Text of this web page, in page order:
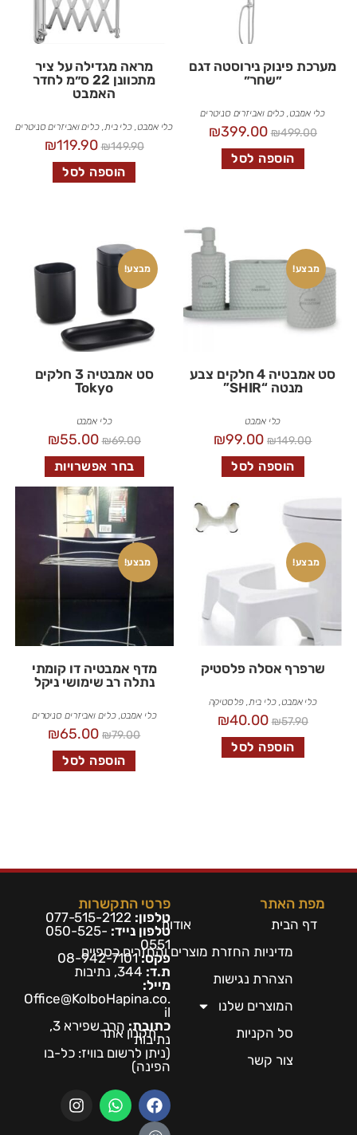
מערכת פינוק נירוסטה דגם
״שחר״
כלי אמבט, כלים ואביזרים סניטרים
₪499.00
₪399.00
הוספה לסל
מראה מגדילה על ציר
מתכוונן 22 ס״מ לחדר
האמבט
כלי אמבט, כלי בית, כלים ואביזרים סניטרים
₪149.90
₪119.90
הוספה לסל
מבצע!
סט אמבטיה 4 חלקים צבע
מנטה “SHIR”
כלי אמבט
₪149.00
₪99.00
הוספה לסל
מבצע!
סט אמבטיה 3 חלקים
Tokyo
כלי אמבט
₪69.00
₪55.00
בחר אפשרויות
מבצע!
שרפרף אסלה פלסטיק
כלי אמבט כלי בית ,פלסטיקה
₪57.90
₪40.00
הוספה לסל
מבצע!
מדף אמבטיה דו קומתי
נתלה רב שימושי ניקל
כלי אמבט ,כלים ואביזרים סניטרים
₪79.00
₪65.00
הוספה לסל
מפת האתר
דף הבית
אודות
מדיניות החזרת מוצרים והחזרים כספיים
הצהרת נגישות
המוצרים שלנו
סל הקניות
תקנון אתר
צור קשר
פרטי התקשרות
טלפון: 077-515-2122
טלפון נייד: 050-525-
0551
פקס:08-942-7101
ת.ד:
מייל:
Office@KolboHapina.co.
il
כתובת:
הרב שפירא 3,
נתיבות
(ניתן לרשום בוויז: כל-בו
הפינה)